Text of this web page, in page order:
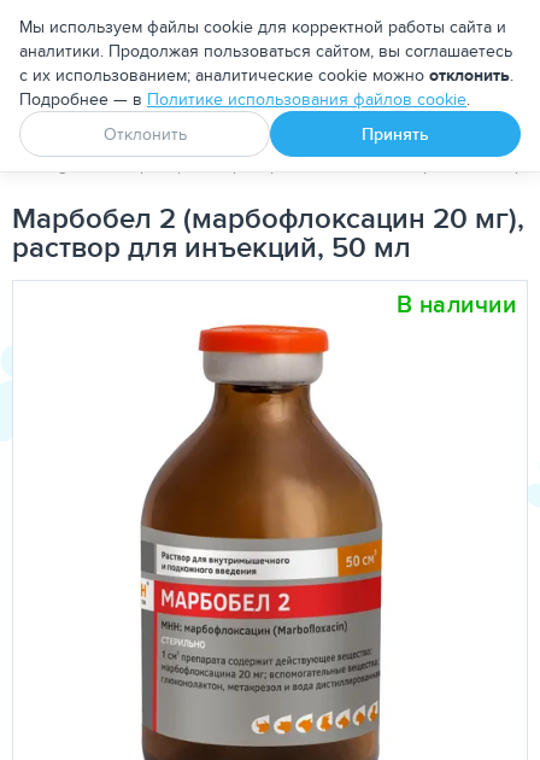
Москва
Апоквел Ветмедин От блох и клещей
PetDog Ветеринарные препараты Антибактериальные
Марбобел 2 (марбофлоксацин 20 мг),
раствор для инъекций, 50 мл
В наличии
Мы используем файлы cookie для корректной работы сайта и
аналитики. Продолжая пользоваться сайтом, вы соглашаетесь
с их использованием; аналитические cookie можно отклонить.
Подробнее — в Политике использования файлов cookie.
Отклонить
Принять